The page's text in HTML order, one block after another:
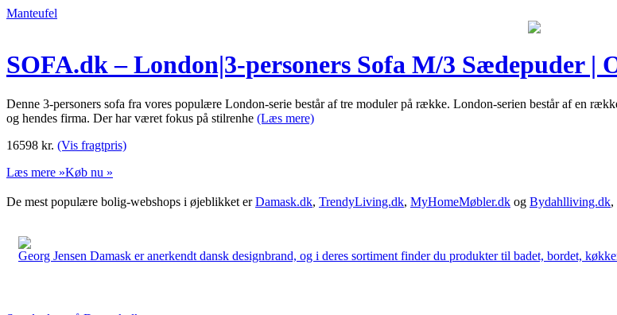
Manteufel
SOFA.dk – London|3-personers Sofa M/3 Sædepuder |
Denne 3-personers sofa fra vores populære London-serie består af tre moduler på række. London-serien består af en
og hendes firma. Der har været fokus på stilrenhe (Læs mere)
16598 kr. (Vis fragtpris)
Læs mere »Køb nu »
De mest populære bolig-webshops i øjeblikket erDamask.dk, TrendyLiving.dk, MyHomeMøbler.dk og Bydahlliving.dk,
Georg Jensen Damask er anerkendt dansk designbrand, og i deres sortiment finder du produkter til badet, bordet,